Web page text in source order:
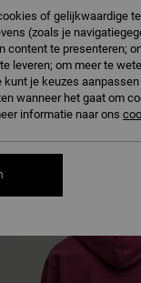
of gelijkwaardige
(zoals je
content te presenteren;
leveren; om meer te
je keuzes
wanneer het gaat om
informatie naar ons